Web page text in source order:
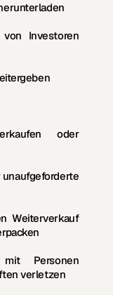
Investoren
oder
unaufgeforderte
Weiterverkauf
Personen
verletzen